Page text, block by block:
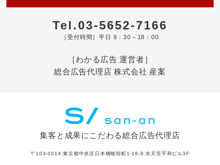
Tel.03-5652-7166
［受付時間］平日 9：30～18：00
［わかる広告 運営者］
総合広告代理店 株式会社 産案
集客と成果にこだわる総合広告代理店
〒103-0014 東京都中央区日本橋蛎殻町1-16-8 水天宮平和ビル3F